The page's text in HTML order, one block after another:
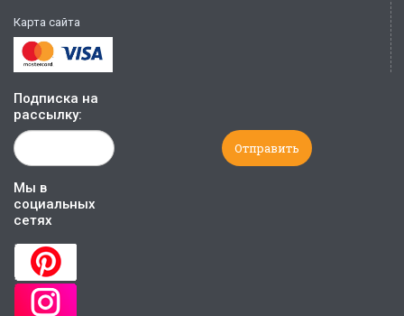
Карта сайта
Подписка на
рассылку:
Мы в
социальных
сетях